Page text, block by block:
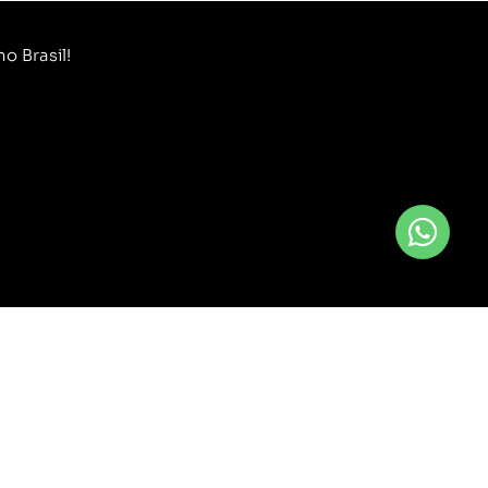
Brasil!